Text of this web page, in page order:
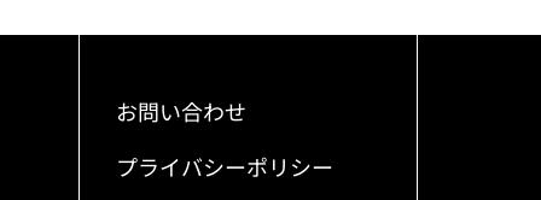
お問い合わせ
プライバシーポリシー